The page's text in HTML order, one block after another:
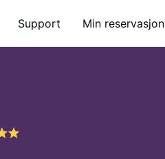
Support Min reservasjon